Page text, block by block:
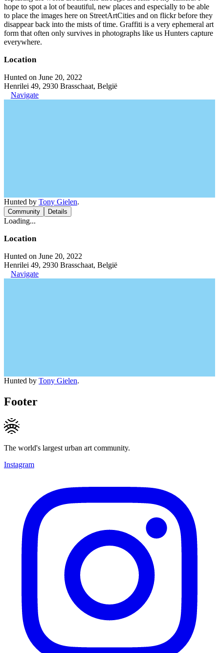
hope to spot a lot of beautiful, new places and especially to be able
to place the images here on StreetArtCities and on flickr before they
disappear back into the mists of time. Graffiti is a very ephemeral art
form that often only survives in photographs like us Hunters capture
everywhere.
Location
Hunted on June 20, 2022
Henrilei 49, 2930 Brasschaat, België
Navigate
Hunted by Tony Gielen.
Community Details
Loading...
Location
Hunted on June 20, 2022
Henrilei 49, 2930 Brasschaat, België
Navigate
Hunted by Tony Gielen.
Footer
The world's largest urban art community.
Instagram